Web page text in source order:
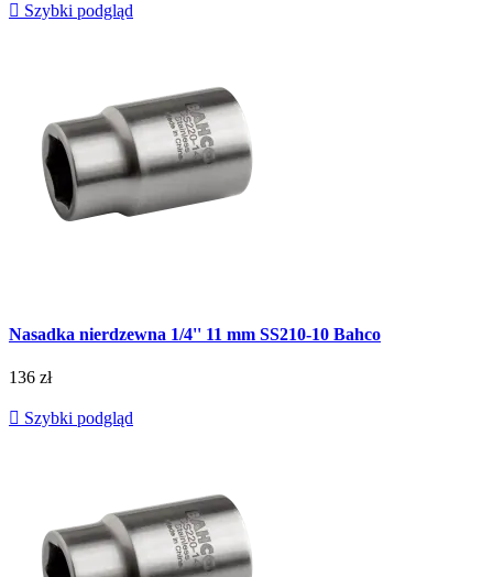
 Szybki podgląd
Nasadka nierdzewna 1/4'' 11 mm SS210-10 Bahco
136 zł
 Szybki podgląd